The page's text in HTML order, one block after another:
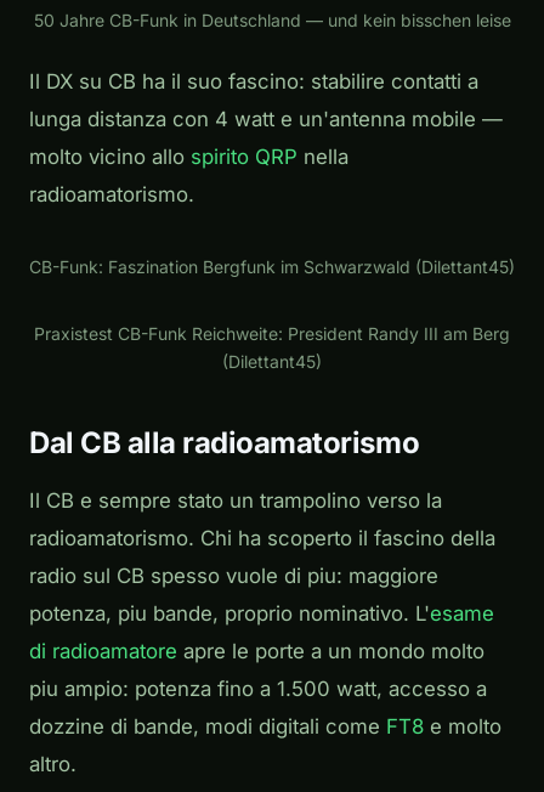
50 Jahre CB-Funk in Deutschland — und kein bisschen leise
Il DX su CB ha il suo fascino: stabilire contatti a
lunga distanza con 4 watt e un'antenna mobile —
molto vicino allo spirito QRP nella
radioamatorismo.
CB-Funk: Faszination Bergfunk im Schwarzwald (Dilettant45)
Praxistest CB-Funk Reichweite: President Randy III am Berg
(Dilettant45)
Dal CB alla radioamatorismo
Il CB e sempre stato un trampolino verso la
radioamatorismo. Chi ha scoperto il fascino della
radio sul CB spesso vuole di piu: maggiore
potenza, piu bande, proprio nominativo. L'esame
di radioamatore apre le porte a un mondo molto
piu ampio: potenza fino a 1.500 watt, accesso a
dozzine di bande, modi digitali come FT8 e molto
altro.